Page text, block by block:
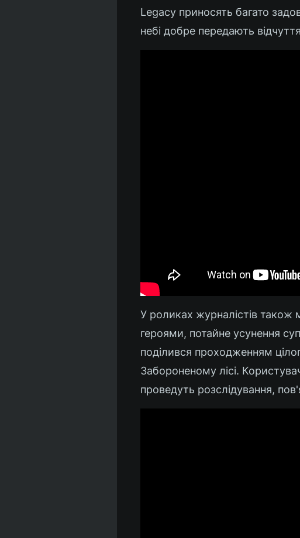
Legacy приносять багато
небі добре передають
У роликах журналістів
героями, потайне усунення
поділився проходженням
Забороненому лісі.
проведуть розслідування,